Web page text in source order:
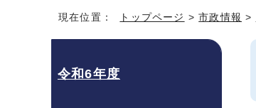
現在位置： トップページ >市政情報 >
令和6年度